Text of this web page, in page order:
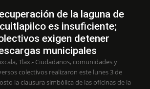
de la laguna de
es insuficiente;
exigen detener
municipales
Tlax.- Ciudadanos, comunidades y
colectivos realizaron este lunes 3 de
la clausura simbólica de las oficinas de la